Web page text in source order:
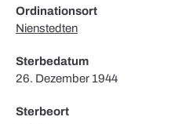
Ordinationsort
Nienstedten
Sterbedatum
26. Dezember 1944
Sterbeort